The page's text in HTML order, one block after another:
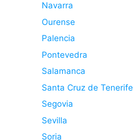
Navarra
Ourense
Palencia
Pontevedra
Salamanca
Santa Cruz de Tenerife
Segovia
Sevilla
Soria